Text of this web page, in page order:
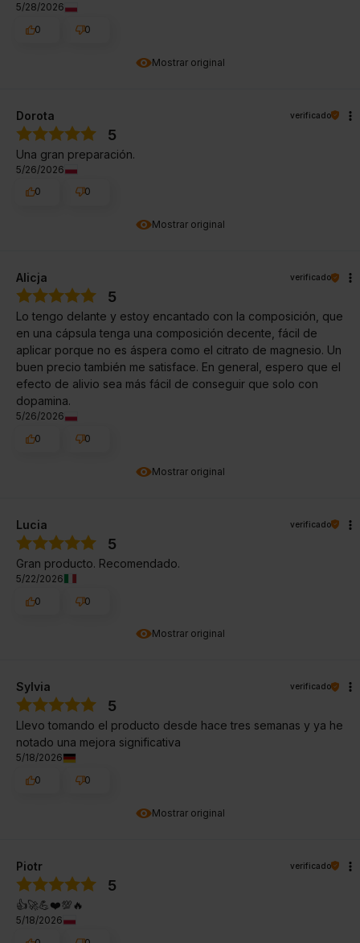
Mostrar original
5/28/2026
0
0
Mostrar original
Dorota verificado
5
Una gran preparación.
5/26/2026
0
0
Mostrar original
Alicja verificado
5
Lo tengo delante y estoy encantado con la composición, que
en una cápsula tenga una composición decente, fácil de
aplicar porque no es áspera como el citrato de magnesio. Un
buen precio también me satisface. En general, espero que el
efecto de alivio sea más fácil de conseguir que solo con
dopamina.
5/26/2026
0
0
Mostrar original
Lucia verificado
5
Gran producto. Recomendado.
5/22/2026
0
0
Mostrar original
Sylvia verificado
5
Llevo tomando el producto desde hace tres semanas y ya he
notado una mejora significativa
5/18/2026
0
0
Piotr verificado
5
👍️🚀💪❤️💯🔥
5/18/2026